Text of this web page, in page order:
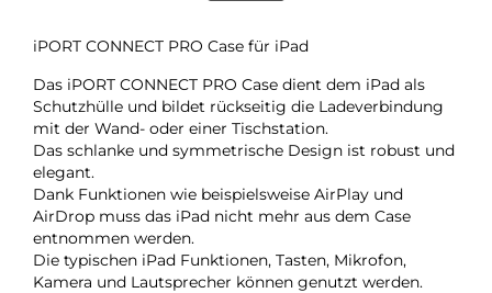
iPORT CONNECT PRO Case für iPad
Das iPORT CONNECT PRO Case dient dem iPad als
Schutzhülle und bildet rückseitig die Ladeverbindung
mit der Wand- oder einer Tischstation.
Das schlanke und symmetrische Design ist robust und
elegant.
Dank Funktionen wie beispielsweise AirPlay und
AirDrop muss das iPad nicht mehr aus dem Case
entnommen werden.
Die typischen iPad Funktionen, Tasten, Mikrofon,
Kamera und Lautsprecher können genutzt werden.